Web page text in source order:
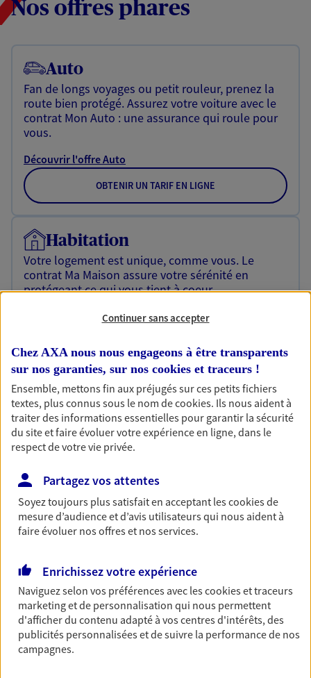
Nos offres phares
Auto
Fan de longs voyages ou petit rouleur, prenez la
route bien protégé. Assurez votre voiture avec le
contrat Mon Auto : une assurance qui roule pour
vous.
Découvrir l'offre Auto
OBTENIR UN TARIF EN LIGNE
Habitation
Votre logement est unique, comme vous. Le
contrat Ma Maison assure votre sérénité en
protégeant ce qui vous tient à coeur.
Découvrir l'offre Habitation
Garantie Accidents de la Vie
Bricoleuse, féru de jardinage, pâtissier en herbe
ou grande lectrice… personne n'est à l'abri d'un
accident du quotidien. Avec Ma Protection
revenus.
Découvrir l'offre Garantie Accidents de la Vie
OBTENIR UN TARIF EN LIGNE
Multirisque Entreprise
Gagnez en simplicité et en sérénité avec votre
assurance multirisque entreprise. Un contrat
unique pour protéger vos locaux, matériels pro,
équipements et stocks… sans oublier votre
Continuer sans accepter
Chez AXA nous nous engageons à être transparents
sur nos garanties, sur nos cookies et traceurs !
Ensemble, mettons fin aux préjugés sur ces petits fichiers
textes, plus connus sous le nom decookies. Ils nous aident à
traiter des informations essentielles pour garantir la sécurité
du site et faire évoluer votre expérience en ligne, dans le
respect de votre vie privée.
Partagez vos attentes
Soyez toujours plus satisfait en acceptant lescookiesde
mesure d’audience et d’avis utilisateurs qui nous aident à
faire évoluer nos offres et nos services.
Enrichissez votre expérience
Naviguez selon vos préférences avec lescookies et traceurs
marketing et de personnalisation qui nous permettent
d'afficher du contenu adapté à vos centres d'intérêts, des
publicités personnalisées et de suivre la performance de nos
campagnes.